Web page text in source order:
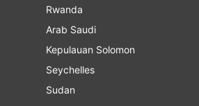
Rwanda
Arab Saudi
Kepulauan Solomon
Seychelles
Sudan